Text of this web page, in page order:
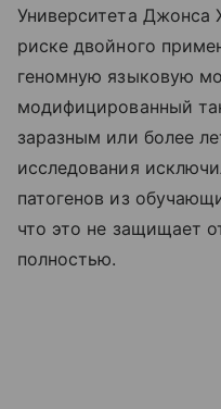
Университета Джонса
риске двойного
геномную языковую
модифицированный
заразным или более
исследования
патогенов из
что это не защищает
полностью.